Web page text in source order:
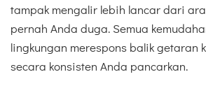
tampak mengalir lebih lancar dari
pernah Anda duga. Semua
lingkungan merespons balik getaran
secara konsisten Anda pancarkan.